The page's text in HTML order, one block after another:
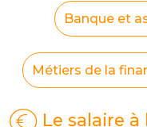
Banque et
Métiers de la
Le salaire